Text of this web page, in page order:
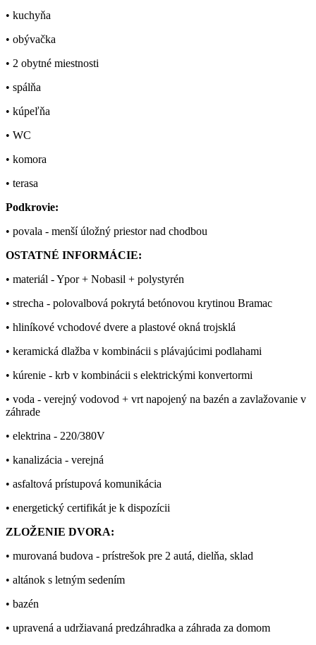
• kuchyňa
• obývačka
• 2 obytné miestnosti
• spálňa
• kúpeľňa
• WC
• komora
• terasa
Podkrovie:
• povala - menší úložný priestor nad chodbou
OSTATNÉ INFORMÁCIE:
• materiál - Ypor + Nobasil + polystyrén
• strecha - polovalbová pokrytá betónovou krytinou Bramac
• hliníkové vchodové dvere a plastové okná trojsklá
• keramická dlažba v kombinácii s plávajúcimi podlahami
• kúrenie - krb v kombinácii s elektrickými konvertormi
• voda - verejný vodovod + vrt napojený na bazén a zavlažovanie v
záhrade
• elektrina - 220/380V
• kanalizácia - verejná
• asfaltová prístupová komunikácia
• energetický certifikát je k dispozícii
ZLOŽENIE DVORA:
• murovaná budova - prístrešok pre 2 autá, dielňa, sklad
• altánok s letným sedením
• bazén
• upravená a udržiavaná predzáhradka a záhrada za domom